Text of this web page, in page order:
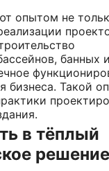
опытом не
банных
бизнеса. Такой
в тёплый
решение